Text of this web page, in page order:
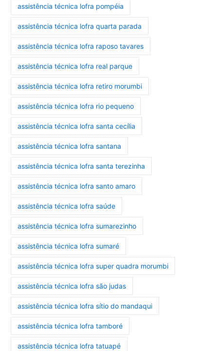
assistência técnica lofra pompéia
assistência técnica lofra quarta parada
assistência técnica lofra raposo tavares
assistência técnica lofra real parque
assistência técnica lofra retiro morumbi
assistência técnica lofra rio pequeno
assistência técnica lofra santa cecília
assistência técnica lofra santana
assistência técnica lofra santa terezinha
assistência técnica lofra santo amaro
assistência técnica lofra saúde
assistência técnica lofra sumarezinho
assistência técnica lofra sumaré
assistência técnica lofra super quadra morumbi
assistência técnica lofra são judas
assistência técnica lofra sítio do mandaqui
assistência técnica lofra tamboré
assistência técnica lofra tatuapé